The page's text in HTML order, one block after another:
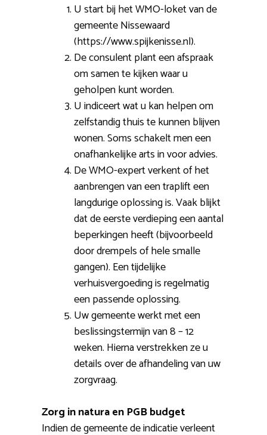
U start bij het WMO-loket van de
gemeente Nissewaard
(https://www.spijkenisse.nl).
De consulent plant een afspraak
om samen te kijken waar u
geholpen kunt worden.
U indiceert wat u kan helpen om
zelfstandig thuis te kunnen blijven
wonen. Soms schakelt men een
onafhankelijke arts in voor advies.
De WMO-expert verkent of het
aanbrengen van een traplift een
langdurige oplossing is. Vaak blijkt
dat de eerste verdieping een aantal
beperkingen heeft (bijvoorbeeld
door drempels of hele smalle
gangen). Een tijdelijke
verhuisvergoeding is regelmatig
een passende oplossing.
Uw gemeente werkt met een
beslissingstermijn van 8 – 12
weken. Hierna verstrekken ze u
details over de afhandeling van uw
zorgvraag.
Zorg in natura en PGB budget
Indien de gemeente de indicatie verleent